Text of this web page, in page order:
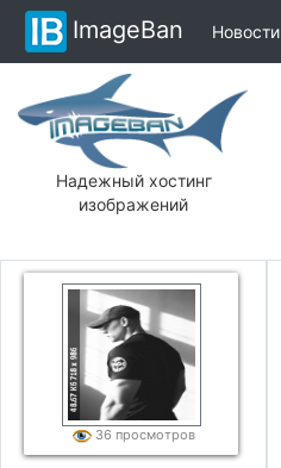
ImageBan Новости
Надежный хостинг
изображений
36 просмотров